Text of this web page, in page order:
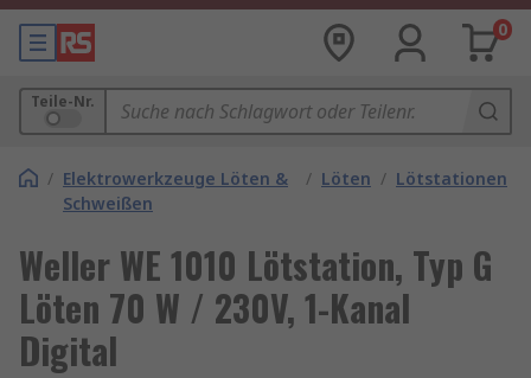
0
Teile-Nr.
/ Elektrowerkzeuge Löten &
Schweißen
/ Löten / Lötstationen
Weller WE 1010 Lötstation, Typ G
Löten 70 W / 230V, 1-Kanal
Digital